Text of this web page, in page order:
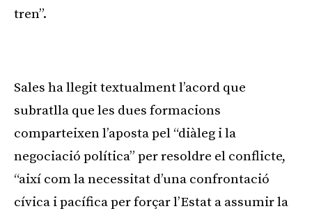
tren”.
Sales ha llegit textualment l’acord que
subratlla que les dues formacions
comparteixen l’aposta pel “diàleg i la
negociació política” per resoldre el conflicte,
“així com la necessitat d’una confrontació
cívica i pacífica per forçar l’Estat a assumir la